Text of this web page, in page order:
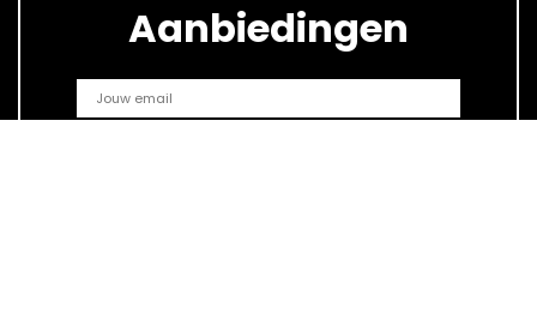
Aanbiedingen